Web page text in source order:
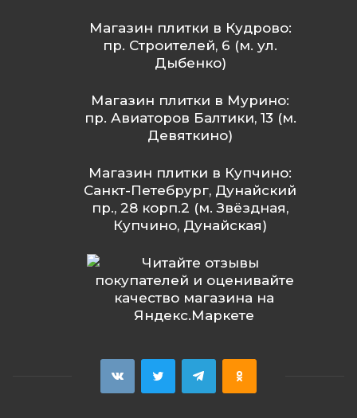
Магазин плитки в Кудрово:
пр. Строителей, 6 (м. ул.
Дыбенко)
Магазин плитки в Мурино:
пр. Авиаторов Балтики, 13 (м.
Девяткино)
Магазин плитки в Купчино:
Санкт-Петебрург, Дунайский
пр., 28 корп.2 (м. Звёздная,
Купчино, Дунайская)